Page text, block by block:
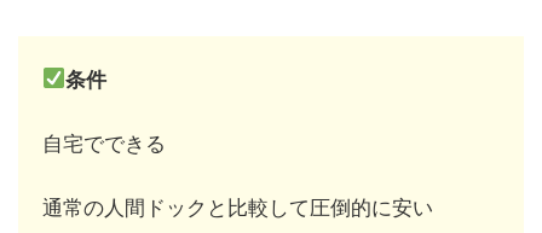
条件
自宅でできる
通常の人間ドックと比較して圧倒的に安い